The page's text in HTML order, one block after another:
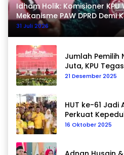
Idham Holik: Komisioner KPU
Mekanisme PAW DPRD Demi
31 Juli 2026
Jumlah Pemilih
Juta, KPU
Data
21 Desember 2025
HUT ke-61 Jadi
Perkuat
16 Oktober 2025